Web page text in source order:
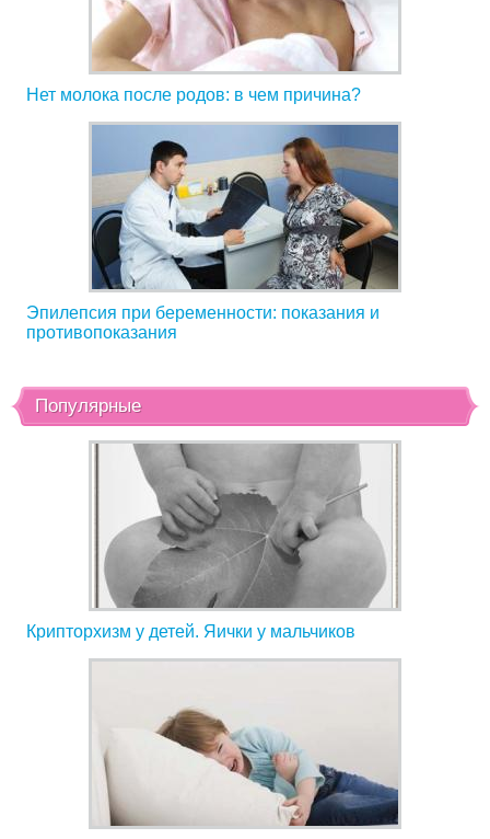
Нет молока после родов: в чем причина?
Эпилепсия при беременности: показания и
противопоказания
Популярные
Крипторхизм у детей. Яички у мальчиков